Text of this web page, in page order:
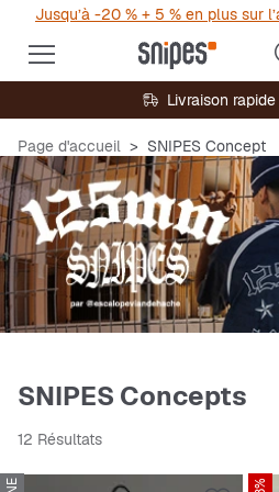
Jusqu’à -20 % + 5 % en plus sur
Livraison
Page d'accueil SNIPES Concept
SNIPES Concepts
12 Résultats